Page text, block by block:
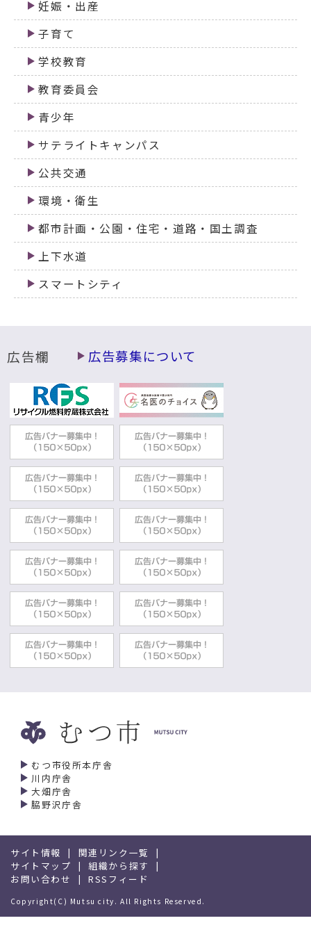
妊娠・出産
子育て
学校教育
教育委員会
青少年
サテライトキャンパス
公共交通
環境・衛生
都市計画・公園・住宅・道路・国土調査
上下水道
スマートシティ
広告欄 広告募集について
むつ市役所本庁舎
川内庁舎
大畑庁舎
脇野沢庁舎
サイト情報
関連リンク一覧
サイトマップ
組織から探す
お問い合わせ
RSSフィード
Copyright(C) Mutsu city. All Rights Reserved.